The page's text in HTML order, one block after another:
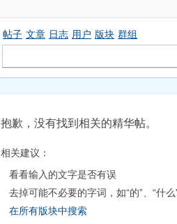
帖子 文章 日志 用户 版块 群组
抱歉，没有找到相关的精华帖。
相关建议：
看看输入的文字是否有误
去掉可能不必要的字词，如“的”、“什么
在所有版块中搜索